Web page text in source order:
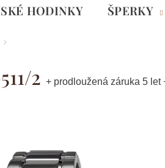
HODINKY ŠPERKY
2 + prodloužená záruka 5 let